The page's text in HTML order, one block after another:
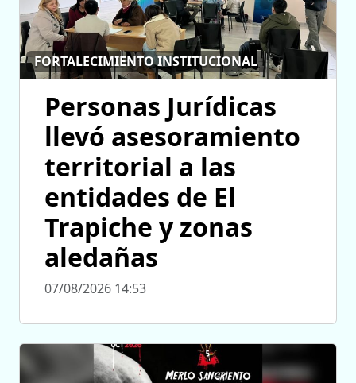
FORTALECIMIENTO INSTITUCIONAL
Personas Jurídicas
llevó asesoramiento
territorial a las
entidades de El
Trapiche y zonas
aledañas
07/08/2026 14:53